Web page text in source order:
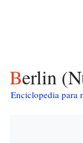
Berlin
Enciclopedia para